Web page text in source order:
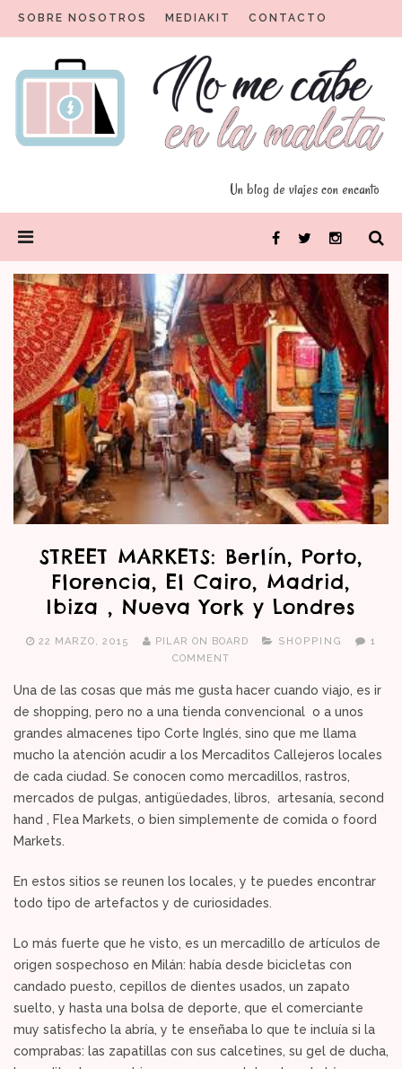
SOBRE NOSOTROS MEDIAKIT CONTACTO
Un blog de viajes con encanto
No me cabe en la maleta
Un blog para viajeros con encanto
MENU
FacebookTwitter Instagram
STREET MARKETS: Berlín, Porto,
Florencia, El Cairo, Madrid,
Ibiza , Nueva York y Londres
22 MARZO, 2015 PILAR ON BOARD SHOPPING
1
COMMENT
Una de las cosas que más me gusta hacer cuando viajo, es ir
de shopping, pero no a una tienda convencional o a unos
grandes almacenes tipo Corte Inglés, sino que me llama
mucho la atención acudir a los Mercaditos Callejeros locales
de cada ciudad. Se conocen como mercadillos, rastros,
mercados de pulgas, antigüedades, libros, artesanía, second
hand , Flea Markets, o bien simplemente de comida o foord
Markets.
En estos sitios se reunen los locales, y te puedes encontrar
todo tipo de artefactos y de curiosidades.
Lo más fuerte que he visto, es un mercadillo de artículos de
origen sospechoso en Milán: había desde bicicletas con
candado puesto, cepillos de dientes usados, un zapato
suelto, y hasta una bolsa de deporte, que el comerciante
muy satisfecho la abría, y te enseñaba lo que te incluía si la
comprabas: las zapatillas con sus calcetines, su gel de ducha,